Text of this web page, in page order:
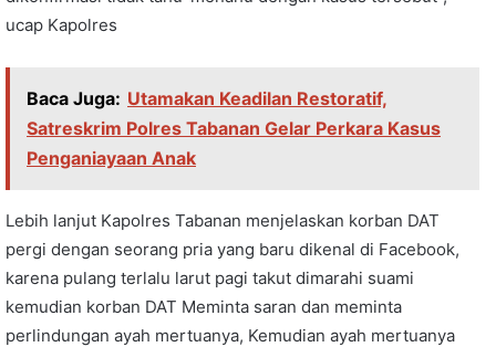
ucap Kapolres
Baca Juga: Utamakan Keadilan Restoratif,
Satreskrim Polres Tabanan Gelar Perkara Kasus
Penganiayaan Anak
Lebih lanjut Kapolres Tabanan menjelaskan korban DAT
pergi dengan seorang pria yang baru dikenal di Facebook,
karena pulang terlalu larut pagi takut dimarahi suami
kemudian korban DAT Meminta saran dan meminta
perlindungan ayah mertuanya, Kemudian ayah mertuanya